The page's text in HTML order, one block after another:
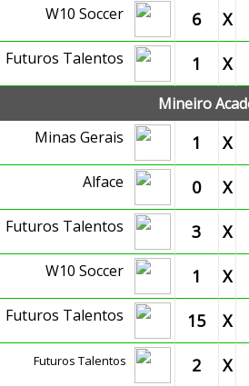
W10 Soccer 6 X
Futuros Talentos 1 X
Mineiro
Minas Gerais 1 X
Alface 0 X
Futuros Talentos 3 X
W10 Soccer 1 X
Futuros Talentos 15 X
Futuros Talentos 2 X